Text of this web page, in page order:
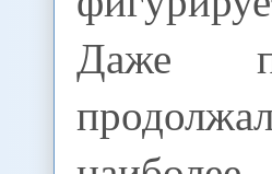
Даже